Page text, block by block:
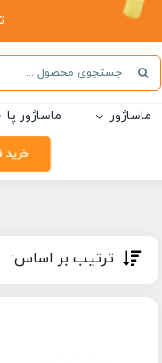
جستجو
برای:
ماساژور ماساژور پا
ترتیب بر اساس: